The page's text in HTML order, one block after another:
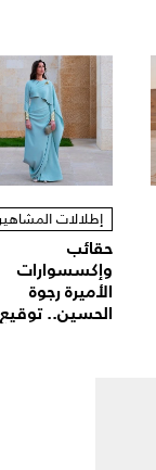
إطلالات
حقائب
وإكسسوارات
الأميرة رجوة
الحسين..